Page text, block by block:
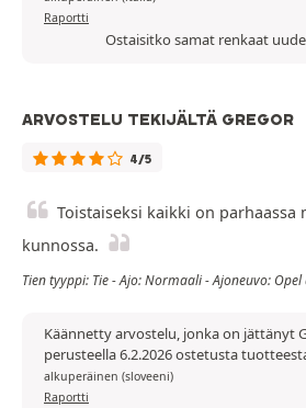
Raportti
Ostaisitko samat renkaat
ARVOSTELU TEKIJÄLTÄ GREGOR
4/5
Toistaiseksi kaikki on parhaassa
kunnossa.
Tien tyyppi: Tie - Ajo: Normaali - Ajoneuvo:
Käännetty arvostelu, jonka on jättänyt
perusteella 6.2.2026 ostetusta
alkuperäinen (sloveeni)
Raportti